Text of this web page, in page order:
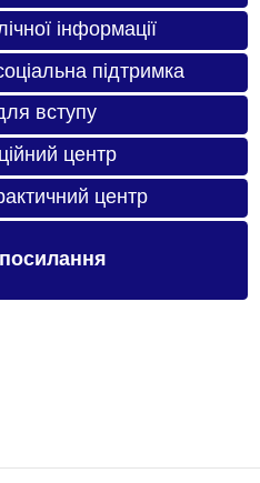
інформації
підтримка
вступу
центр
центр